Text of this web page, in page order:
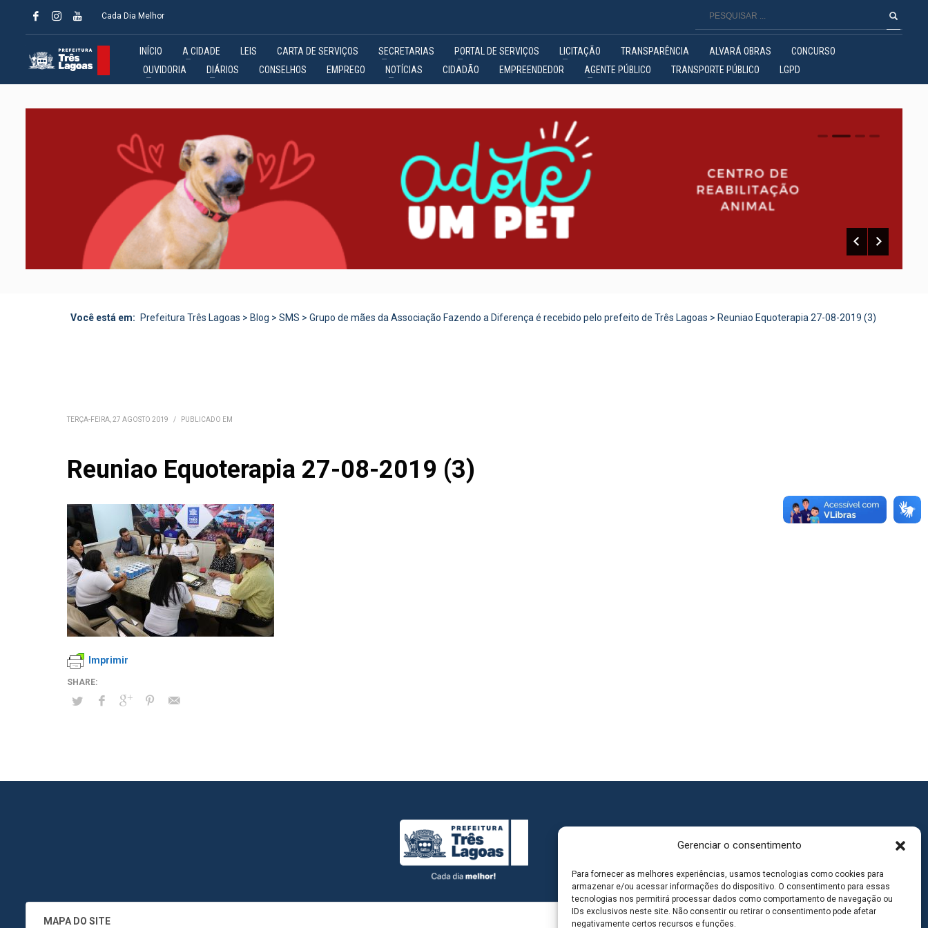
Gerenciar o consentimento
Para fornecer as melhores experiências, usamos tecnologias como cookies para
armazenar e/ou acessar informações do dispositivo. O consentimento para essas
tecnologias nos permitirá processar dados como comportamento de navegação ou
IDs exclusivos neste site. Não consentir ou retirar o consentimento pode afetar
negativamente certos recursos e funções.
Cada Dia Melhor
INÍCIO A CIDADE LEIS CARTA DE SERVIÇOS SECRETARIAS PORTAL DE SERVIÇOS LICITAÇÃO TRANSPARÊNCIA ALVARÁ OBRAS
CONCURSO
OUVIDORIA
DIÁRIOS CONSELHOS EMPREGO NOTÍCIAS CIDADÃO EMPREENDEDOR AGENTE PÚBLICO TRANSPORTE PÚBLICO LGPD
0 1 2
Você está em: Prefeitura Três Lagoas > Blog > SMS > Grupo de mães da Associação Fazendo a Diferença é recebido pelo prefeito de Três Lagoas > Reuniao Equoterapia 27-08-2019 (3)
TERÇA-FEIRA, 27 AGOSTO 2019 / PUBLICADO EM
Reuniao Equoterapia 27-08-2019 (3)
Imprimir
MAPA DO SITE